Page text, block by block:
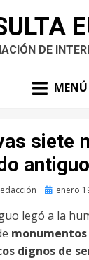
DE
MENÚ
siete
antiguo
Publicado
enero
legó a la
dignos de